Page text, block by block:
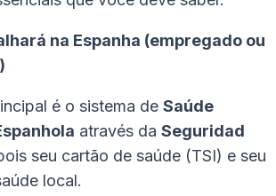
na Espanha (empregado ou
é o sistema de Saúde
através da Seguridad
seu cartão de saúde (TSI) e seu
local.